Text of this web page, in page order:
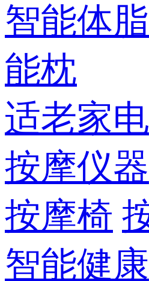
智能体
能枕
适老家电
按摩仪器
按摩椅
智能健康